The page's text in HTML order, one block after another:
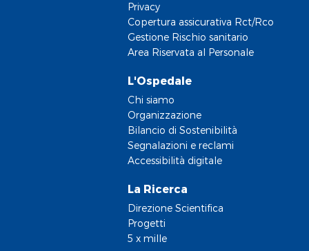
Privacy
Copertura assicurativa Rct/Rco
Gestione Rischio sanitario
Area Riservata al Personale
L'Ospedale
Chi siamo
Organizzazione
Bilancio di Sostenibilità
Segnalazioni e reclami
Accessibilità digitale
La Ricerca
Direzione Scientifica
Progetti
5 x mille